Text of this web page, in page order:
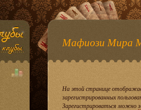
Мафиози Мира
На этой странице
зарегистрированных
Зарегистрироваться можно